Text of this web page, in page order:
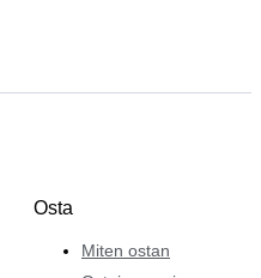
Osta
Miten ostan